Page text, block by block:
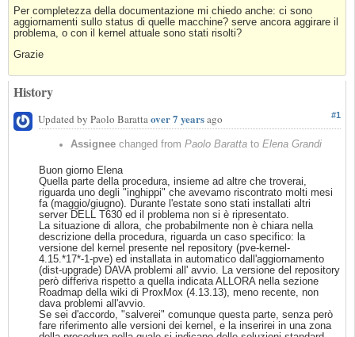
Per completezza della documentazione mi chiedo anche: ci sono
aggiornamenti sullo status di quelle macchine? serve ancora aggirare il
problema, o con il kernel attuale sono stati risolti?
Grazie
History
#1
Updated by Paolo Barattaover 7 yearsago
Assignee changed from Paolo Baratta to Elena Grandi
Buon giorno Elena
Quella parte della procedura, insieme ad altre che troverai,
riguarda uno degli "inghippi" che avevamo riscontrato molti mesi
fa (maggio/giugno). Durante l'estate sono stati installati altri
server DELL T630 ed il problema non si è ripresentato.
La situazione di allora, che probabilmente non è chiara nella
descrizione della procedura, riguarda un caso specifico: la
versione del kernel presente nel repository (pve-kernel-
4.15.*17*-1-pve) ed installata in automatico dall'aggiornamento
(dist-upgrade) DAVA problemi all' avvio. La versione del repository
però differiva rispetto a quella indicata ALLORA nella sezione
Roadmap della wiki di ProxMox (4.13.13), meno recente, non
dava problemi all'avvio.
Se sei d'accordo, "salverei" comunque questa parte, senza però
fare riferimento alle versioni dei kernel, e la inserirei in una zona